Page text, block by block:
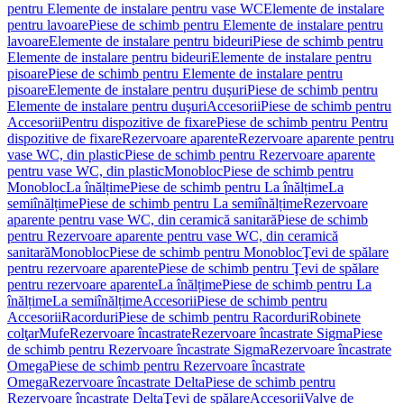
pentru Elemente de instalare pentru vase WCElemente de instalare
pentru lavoarePiese de schimb pentru Elemente de instalare pentru
lavoareElemente de instalare pentru bideuriPiese de schimb pentru
Elemente de instalare pentru bideuriElemente de instalare pentru
pisoarePiese de schimb pentru Elemente de instalare pentru
pisoareElemente de instalare pentru duşuriPiese de schimb pentru
Elemente de instalare pentru duşuriAccesoriiPiese de schimb pentru
AccesoriiPentru dispozitive de fixarePiese de schimb pentru Pentru
dispozitive de fixareRezervoare aparenteRezervoare aparente pentru
vase WC, din plasticPiese de schimb pentru Rezervoare aparente
pentru vase WC, din plasticMonoblocPiese de schimb pentru
MonoblocLa înălțimePiese de schimb pentru La înălțimeLa
semiînălțimePiese de schimb pentru La semiînălțimeRezervoare
aparente pentru vase WC, din ceramică sanitarăPiese de schimb
pentru Rezervoare aparente pentru vase WC, din ceramică
sanitarăMonoblocPiese de schimb pentru MonoblocŢevi de spălare
pentru rezervoare aparentePiese de schimb pentru Ţevi de spălare
pentru rezervoare aparenteLa înălțimePiese de schimb pentru La
înălțimeLa semiînălțimeAccesoriiPiese de schimb pentru
AccesoriiRacorduriPiese de schimb pentru RacorduriRobinete
colţarMufeRezervoare încastrateRezervoare încastrate SigmaPiese
de schimb pentru Rezervoare încastrate SigmaRezervoare încastrate
OmegaPiese de schimb pentru Rezervoare încastrate
OmegaRezervoare încastrate DeltaPiese de schimb pentru
Rezervoare încastrate DeltaŢevi de spălareAccesoriiValve de